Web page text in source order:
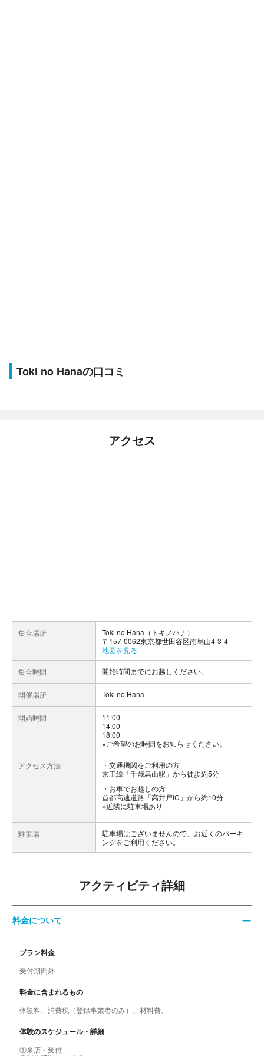
Toki no Hanaの口コミ
アクセス
集合場所
Toki no Hana（トキノハナ）
〒157-0062東京都世田谷区南烏山4-3-4
地図を見る
集合時間 開始時間までにお越しください。
開催場所 Toki no Hana
開始時間
11:00
14:00
18:00
※ご希望のお時間をお知らせください。
アクセス方法
交通機関をご利用の方
京王線「千歳烏山駅」から徒歩約5分
お車でお越しの方
首都高速道路「高井戸IC」から約10分
※近隣に駐車場あり
駐車場
駐車場はございませんので、お近くのパーキ
ングをご利用ください。
アクティビティ詳細
料金について
プラン料金
受付期間外
料金に含まれるもの
体験料、消費税（登録事業者のみ）、材料費、
体験のスケジュール・詳細
①来店・受付